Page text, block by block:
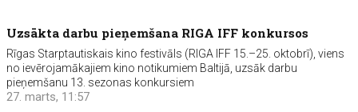
Uzsākta darbu pieņemšana RIGA IFF konkursos
Rīgas Starptautiskais kino festivāls (RIGA IFF 15.–25. oktobrī), viens
no ievērojamākajiem kino notikumiem Baltijā, uzsāk darbu
pieņemšanu 13. sezonas konkursiem
27. marts, 11:57